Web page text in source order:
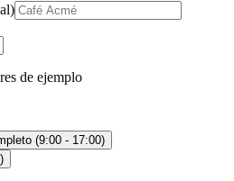
de ejemplo
(9:00 - 17:00)